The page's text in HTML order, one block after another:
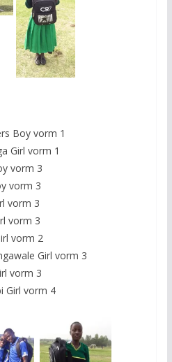
Boy vorm 1
Girl vorm 1
vorm 3
vorm 3
vorm 3
vorm 3
vorm 2
Girl vorm 3
vorm 3
Girl vorm 4